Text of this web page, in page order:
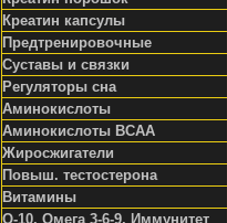
Креатин капсулы
Предтренировочные
Суставы и связки
Регуляторы сна
Аминокислоты
Аминокислоты ВСАА
Жиросжигатели
Повыш. тестостерона
Витамины
Q-10, Омега 3-6-9, Иммунитет